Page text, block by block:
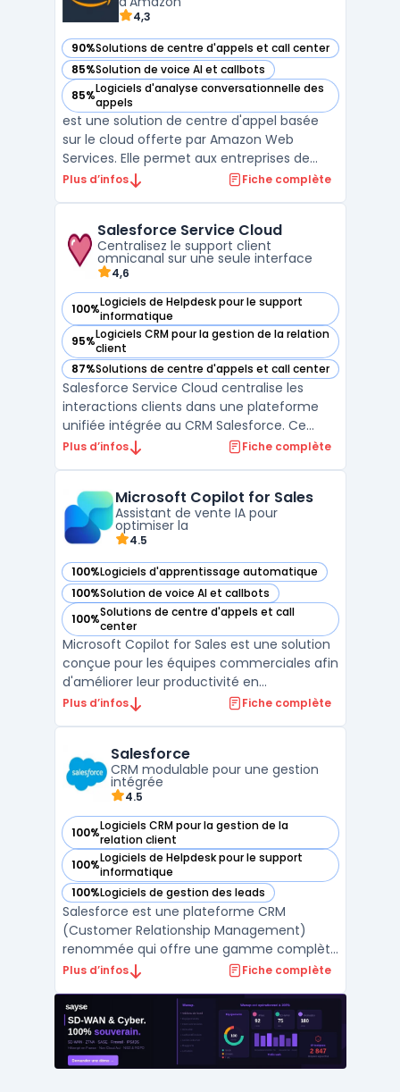
4,3
90%Solutions de centre d'appels et call center
— voir Amazon Connect dans cette catégorie
85%Solution de voice AI et callbots
— voir Amazon Connect dans cette catégorie
85%Logiciels d'analyse conversationnelle des
appels
— voir Amazon Connect dans cette catégorie
est une solution de centre d'appel basée
sur le cloud offerte par Amazon Web
Services. Elle permet aux entreprises de
gérer facilement leurs interactions clients
temps réel pour améliorer leurs
performances o ...
Plus d’infos Fiche complète
Salesforce Service Cloud
Centralisez le support client
omnicanal sur une seule interface
4,6
100%Logiciels de Helpdesk pour le support
informatique
— voir Salesforce Service Cloud dans cette catégorie
95%Logiciels CRM pour la gestion de la relation
client
— voir Salesforce Service Cloud dans cette catégorie
87%Solutions de centre d'appels et call center
— voir Salesforce Service Cloud dans cette catégorie
Salesforce Service Cloud centralise les
interactions clients dans une plateforme
unifiée intégrée au CRM Salesforce. Ce
service s’adresse aux entreprises cherchant
Les équipes métiers, impliquées dans la
gestion d ...
Plus d’infos Fiche complète
Microsoft Copilot for Sales
Assistant de vente IA pour
optimiser la
4.5
100%Logiciels d'apprentissage automatique
— voir Microsoft Copilot for Sales dans cette catégorie
100%Solution de voice AI et callbots
— voir Microsoft Copilot for Sales dans cette catégorie
100%Solutions de centre d'appels et call
center
— voir Microsoft Copilot for Sales dans cette catégorie
Microsoft Copilot for Sales est une solution
conçue pour les équipes commerciales afin
d'améliorer leur productivité en
automatisant les tâches répétitives et en
l'intelligence artificielle, permet de
centraliser les info ...
Plus d’infos Fiche complète
Salesforce
CRM modulable pour une gestion
intégrée
4.5
100%Logiciels CRM pour la gestion de la
relation client
— voir Salesforce dans cette catégorie
100%Logiciels de Helpdesk pour le support
informatique
— voir Salesforce dans cette catégorie
100%Logiciels de gestion des leads
— voir Salesforce dans cette catégorie
Salesforce est une plateforme CRM
(Customer Relationship Management)
renommée qui offre une gamme complète
de solutions pour la gestion des relations
pour améliorer l'efficacité opérationnelle et
la satisfaction client, Salesforce est
particulièrement adap ...
Plus d’infos Fiche complète